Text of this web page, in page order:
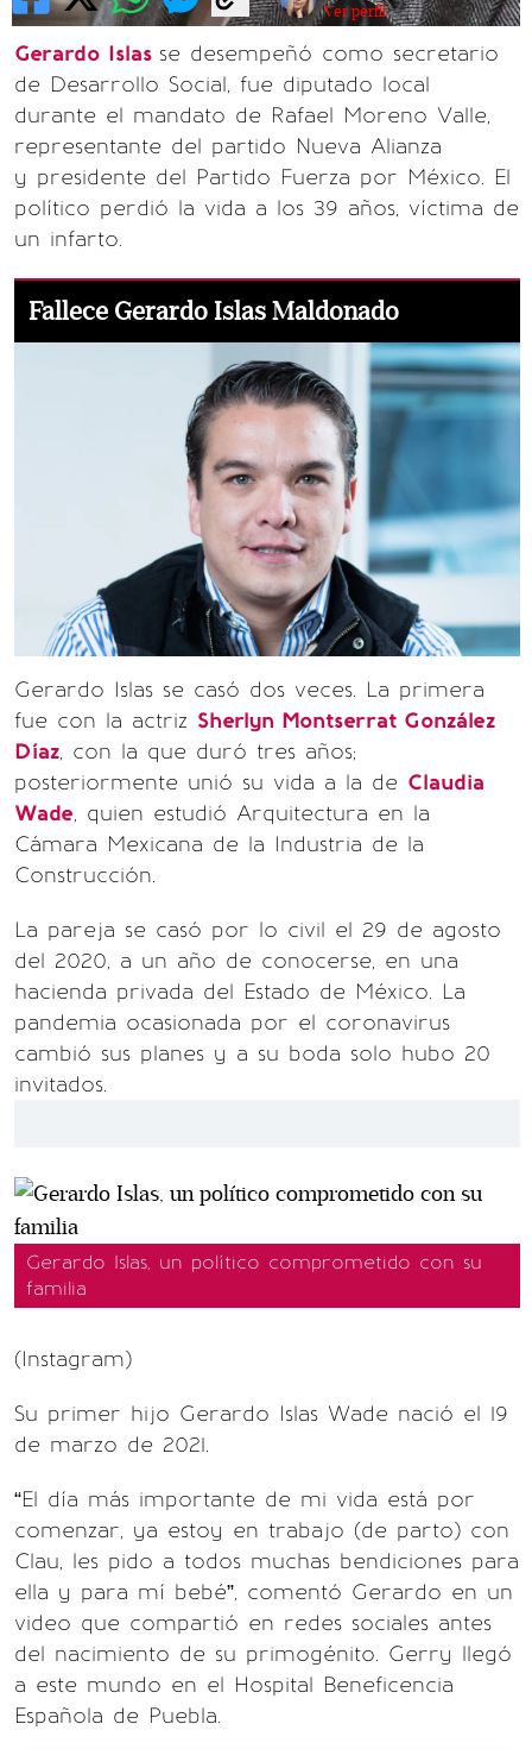
Ver perfil
Gerardo Islas se desempeñó como secretario
de Desarrollo Social, fue diputado local
durante el mandato de Rafael Moreno Valle,
representante del partido Nueva Alianza
y presidente del Partido Fuerza por México. El
político perdió la vida a los 39 años, víctima de
un infarto.
Fallece Gerardo Islas Maldonado
Gerardo Islas se casó dos veces. La primera
fue con la actriz Sherlyn Montserrat González
Díaz, con la que duró tres años;
posteriormente unió su vida a la de Claudia
Wade, quien estudió Arquitectura en la
Cámara Mexicana de la Industria de la
Construcción.
La pareja se casó por lo civil el 29 de agosto
del 2020, a un año de conocerse, en una
hacienda privada del Estado de México. La
pandemia ocasionada por el coronavirus
cambió sus planes y a su boda solo hubo 20
invitados.
Gerardo Islas, un político comprometido con su
familia
(Instagram)
Su primer hijo Gerardo Islas Wade nació el 19
de marzo de 2021.
“El día más importante de mi vida está por
comenzar, ya estoy en trabajo (de parto) con
Clau, les pido a todos muchas bendiciones para
ella y para mí bebé”, comentó Gerardo en un
video que compartió en redes sociales antes
del nacimiento de su primogénito. Gerry llegó
a este mundo en el Hospital Beneficencia
Española de Puebla.